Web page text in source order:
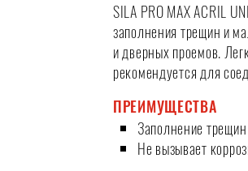
SILA PRO MAX ACRIL
заполнения трещин и
и дверных проемов.
рекомендуется для
ПРЕИМУЩЕСТВА
Заполнение
Не вызывает